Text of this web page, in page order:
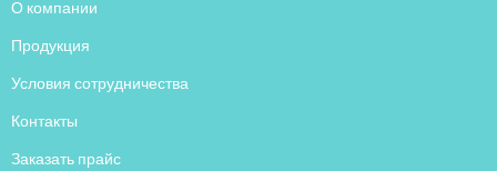
О компании
Продукция
Условия сотрудничества
Контакты
Заказать прайс